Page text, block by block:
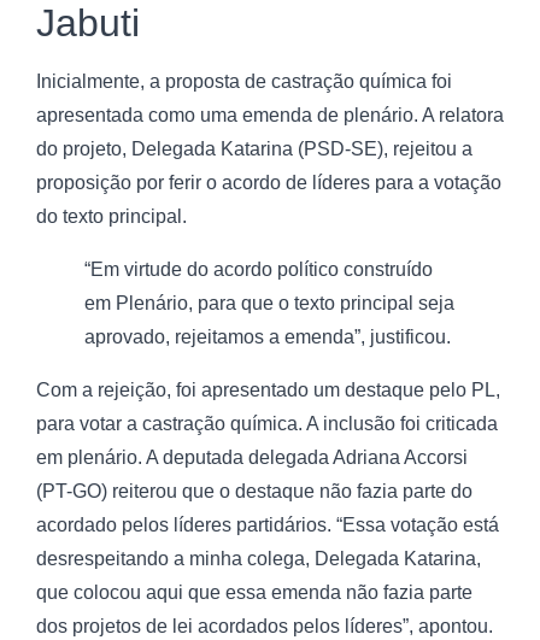
Jabuti
Inicialmente, a proposta de castração química foi
apresentada como uma emenda de plenário. A relatora
do projeto, Delegada Katarina (PSD-SE), rejeitou a
proposição por ferir o acordo de líderes para a votação
do texto principal.
“Em virtude do acordo político construído
em Plenário, para que o texto principal seja
aprovado, rejeitamos a emenda”, justificou.
Com a rejeição, foi apresentado um destaque pelo PL,
para votar a castração química. A inclusão foi criticada
em plenário. A deputada delegada Adriana Accorsi
(PT-GO) reiterou que o destaque não fazia parte do
acordado pelos líderes partidários. “Essa votação está
desrespeitando a minha colega, Delegada Katarina,
que colocou aqui que essa emenda não fazia parte
dos projetos de lei acordados pelos líderes”, apontou.